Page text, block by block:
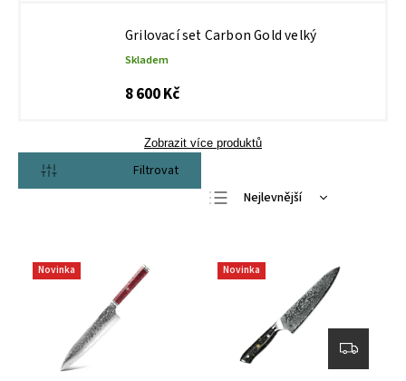
Grilovací set Carbon Gold velký
Skladem
8 600 Kč
Zobrazit více produktů
Nejlevnější
Abecedně
Novinka Novinka